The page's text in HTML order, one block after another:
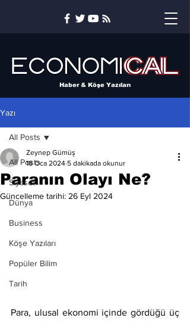
Haber & Köşe Yazıları
Yazı
All Posts
Siyaset
Dünya
Business
Köşe Yazıları
Popüler Bilim
Tarih
All Posts
Paranın Olayı Ne?
Zeynep Gümüş
18 Oca 2024 5 dakikada okunur
Güncelleme tarihi: 26 Eyl 2024
Para, ulusal ekonomi içinde gördüğü üç